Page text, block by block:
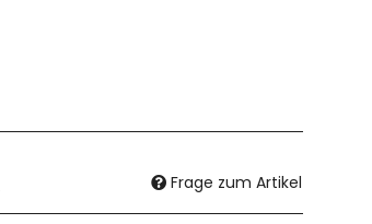
Frage zum Artikel